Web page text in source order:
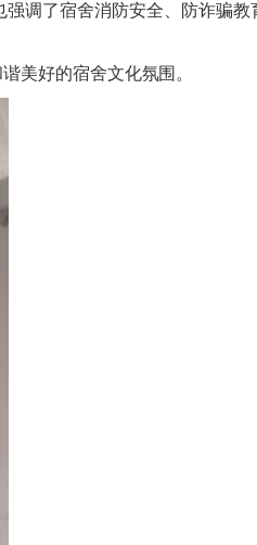
调了宿舍消防安全、防诈骗教
美好的宿舍文化氛围。